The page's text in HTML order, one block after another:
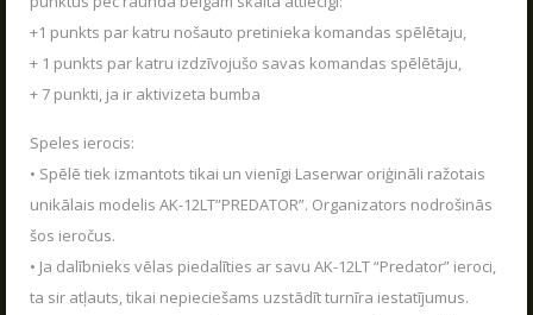
+1 punkts par katru nošauto pretinieka komandas spēlētaju,
+ 1 punkts par katru izdzīvojušo savas komandas spēlētāju,
+ 7 punkti, ja ir aktivizeta bumba
Speles ierocis:
• Spēlē tiek izmantots tikai un vienīgi Laserwar oriģināli ražotais
unikālais modelis AK-12LT”PREDATOR”. Organizators nodrošinās
šos ieročus.
• Ja dalībnieks vēlas piedalīties ar savu AK-12LT “Predator” ieroci,
ta sir atļauts, tikai nepieciešams uzstādīt turnīra iestatījumus.
Kas ir Lāzertags?
Action-kvests "Bunkurs"!
Bērnu ballītes
Vecpuišu un vecmeitu ballītes
04.06.2026
Poligon 1 Siguldā ir plašs pakalpojumu klāsts.